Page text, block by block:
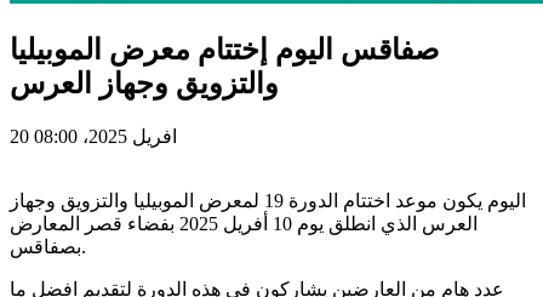
صفاقس اليوم إختتام معرض الموبيليا
والتزويق وجهاز العرس
20 افريل 2025، 08:00
اليوم يكون موعد اختتام الدورة 19 لمعرض الموبيليا والتزويق وجهاز
العرس الذي انطلق يوم 10 أفريل 2025 بفضاء قصر المعارض
بصفاقس.
عدد هام من العارضين يشاركون في هذه الدورة لتقديم افضل ما